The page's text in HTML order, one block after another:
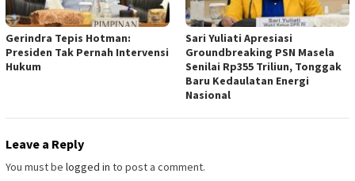
Gerindra Tepis Hotman:
Presiden Tak Pernah Intervensi
Hukum
Sari Yuliati Apresiasi
Groundbreaking PSN Masela
Senilai Rp355 Triliun, Tonggak
Baru Kedaulatan Energi
Nasional
Leave a Reply
You must be logged in to post a comment.